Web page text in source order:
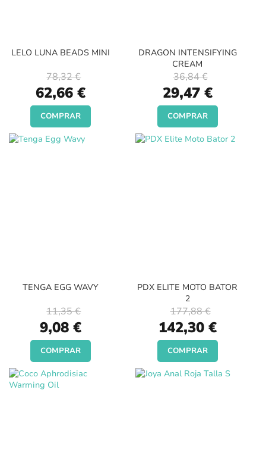
LELO LUNA BEADS MINI
Special
Price
62,66 €
78,32 €
COMPRAR
DRAGON INTENSIFYING
CREAM
Special
Price
29,47 €
36,84 €
COMPRAR
TENGA EGG WAVY
Special
Price
9,08 €
11,35 €
COMPRAR
PDX ELITE MOTO BATOR
2
Special
Price
142,30 €
177,88 €
COMPRAR